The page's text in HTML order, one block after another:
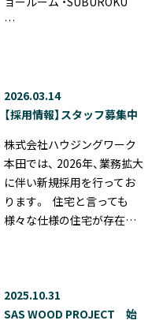
…
2026.03.14
【採用情報】スタッフ募集中
株式会社ハウジングワーク
本田では、 2026年、業務拡大
に伴い新規採用を行ってお
ります。 住宅と言っても
様々な仕様の住宅が存在…
2025.10.31
SAS WOOD PROJECT 始